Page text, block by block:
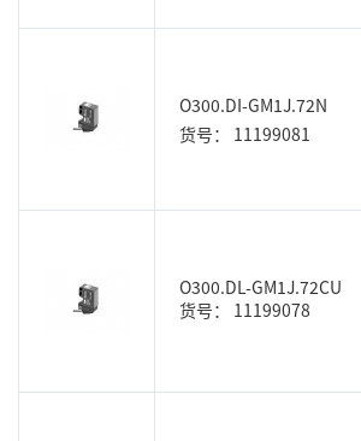
O300.DI-GM1J.72N
货号： 11199081
O300.DL-GM1J.72CU
货号： 11199078